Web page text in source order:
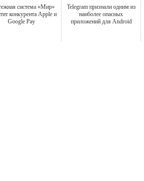
система «Мир»
конкурента Apple и
Google Pay
Telegram признали одним из
наиболее опасных
приложений для Android